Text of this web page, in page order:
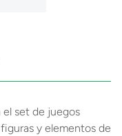
set de juegos
y elementos de